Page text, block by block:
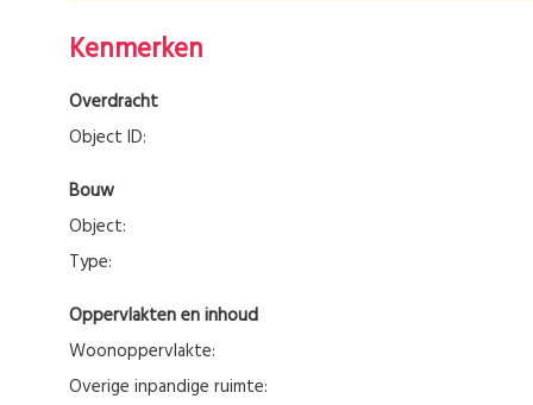
Kenmerken
Overdracht
Object ID:
Bouw
Object:
Type:
Oppervlakten en inhoud
Woonoppervlakte:
Overige inpandige ruimte: